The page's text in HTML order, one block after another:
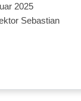
2025
Sebastian